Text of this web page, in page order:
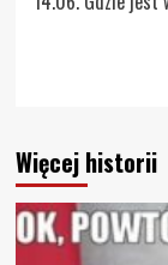
wpisy
Więcej historii